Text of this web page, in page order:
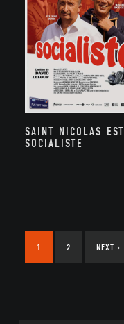
SAINT NICOLAS EST
SOCIALISTE
1 2 NEXT ›